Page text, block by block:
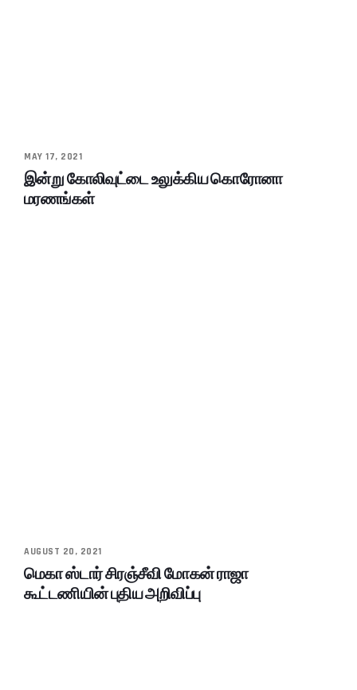
MAY 17, 2021
இன்று கோலிவுட்டை உலுக்கிய கொரோனா
மரணங்கள்
AUGUST 20, 2021
மெகா ஸ்டார் சிரஞ்சீவி மோகன் ராஜா
கூட்டணியின் புதிய அறிவிப்பு